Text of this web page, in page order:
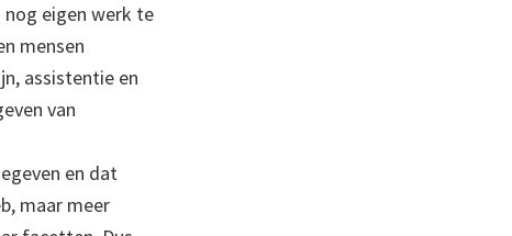
eigen werk te
mensen
assistentie en
van
en dat
maar meer